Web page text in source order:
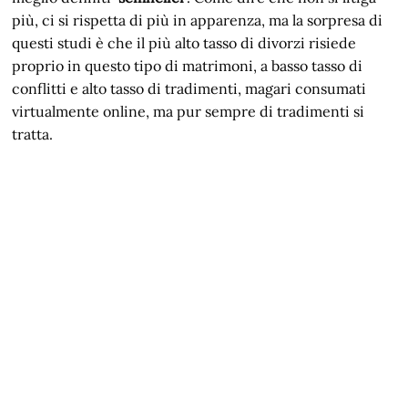
più, ci si rispetta di più in apparenza, ma la sorpresa di
questi studi è che il più alto tasso di divorzi risiede
proprio in questo tipo di matrimoni, a basso tasso di
conflitti e alto tasso di tradimenti, magari consumati
virtualmente online, ma pur sempre di tradimenti si
tratta.